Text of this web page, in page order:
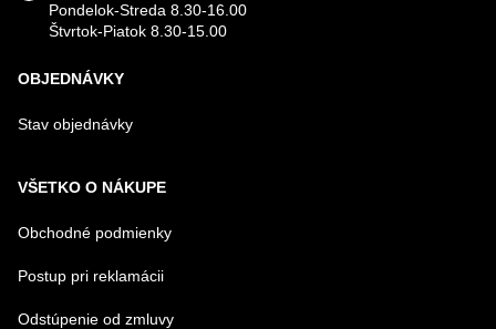
Pondelok-Streda 8.30-16.00
Štvrtok-Piatok 8.30-15.00
OBJEDNÁVKY
Stav objednávky
VŠETKO O NÁKUPE
Obchodné podmienky
Postup pri reklamácii
Odstúpenie od zmluvy